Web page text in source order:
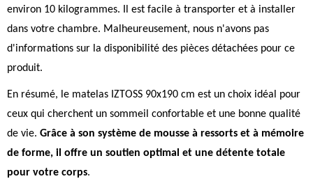
environ 10 kilogrammes. Il est facile à transporter et à installer
dans votre chambre. Malheureusement, nous n'avons pas
d'informations sur la disponibilité des pièces détachées pour ce
produit.
En résumé, le matelas IZTOSS 90x190 cm est un choix idéal pour
ceux qui cherchent un sommeil confortable et une bonne qualité
de vie. Grâce à son système de mousse à ressorts et à mémoire
de forme, il offre un soutien optimal et une détente totale
pour votre corps.